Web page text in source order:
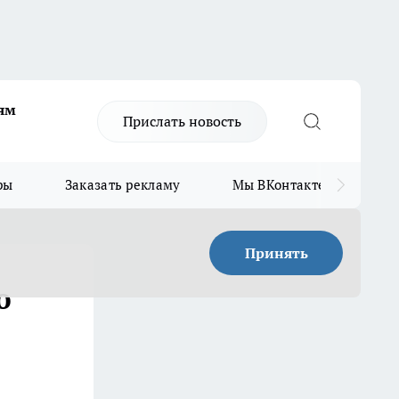
Прислать новость
Заказать рекламу Мы ВКонтакте
Принять